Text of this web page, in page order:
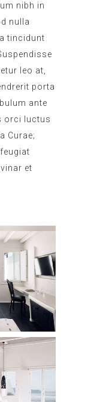
nibh in
nulla
tincidunt
leo at,
porta
ante
orci luctus
Curae;
et